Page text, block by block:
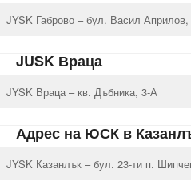
JYSK Габрово – бул. Васил Априлов,
JUSK Враца
JYSK Враца – кв. Дъбника, 3-А
Адрес на ЮСК в
JYSK Казанлък – бул. 23-ти п.